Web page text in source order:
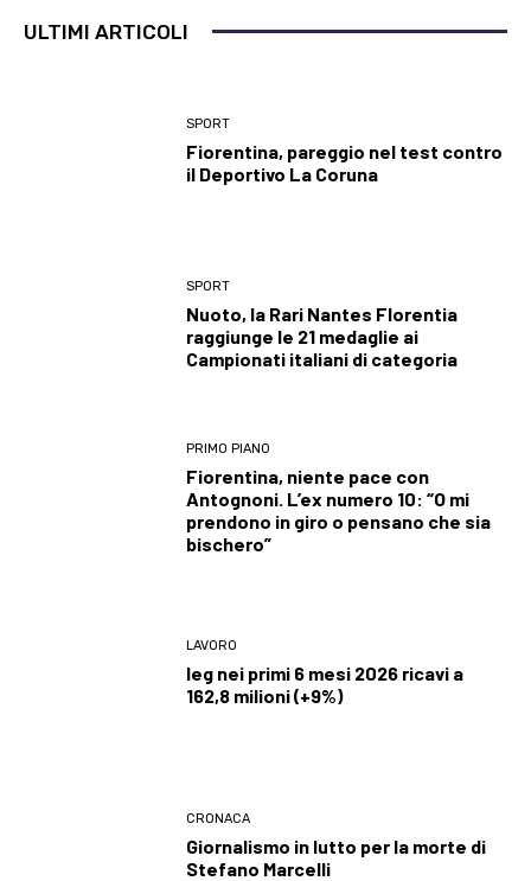
ULTIMI ARTICOLI
SPORT
Fiorentina, pareggio nel test contro
il Deportivo La Coruna
SPORT
Nuoto, la Rari Nantes Florentia
raggiunge le 21 medaglie ai
Campionati italiani di categoria
PRIMO PIANO
Fiorentina, niente pace con
Antognoni. L’ex numero 10: “O mi
prendono in giro o pensano che sia
bischero”
LAVORO
Ieg nei primi 6 mesi 2026 ricavi a
162,8 milioni (+9%)
CRONACA
Giornalismo in lutto per la morte di
Stefano Marcelli